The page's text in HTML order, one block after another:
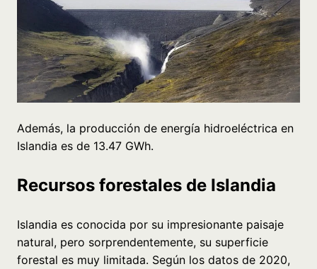
Además, la producción de energía hidroeléctrica en
Islandia es de 13.47 GWh.
Recursos forestales de Islandia
Islandia es conocida por su impresionante paisaje
natural, pero sorprendentemente, su superficie
forestal es muy limitada. Según los datos de 2020,